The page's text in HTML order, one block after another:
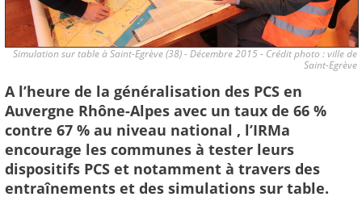
Simulation sur table à Saint-Egrève (38) - Décembre 2015 - Crédit photo : ville de
Saint-Egrève
A l’heure de la généralisation des PCS en
Auvergne Rhône-Alpes avec un taux de 66 %
contre 67 % au niveau national , l’IRMa
encourage les communes à tester leurs
dispositifs PCS et notamment à travers des
entraînements et des simulations sur table.